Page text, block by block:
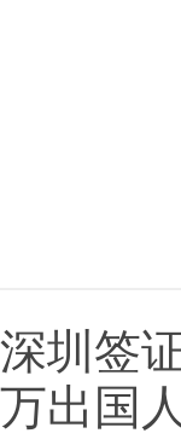
深圳签
万出国